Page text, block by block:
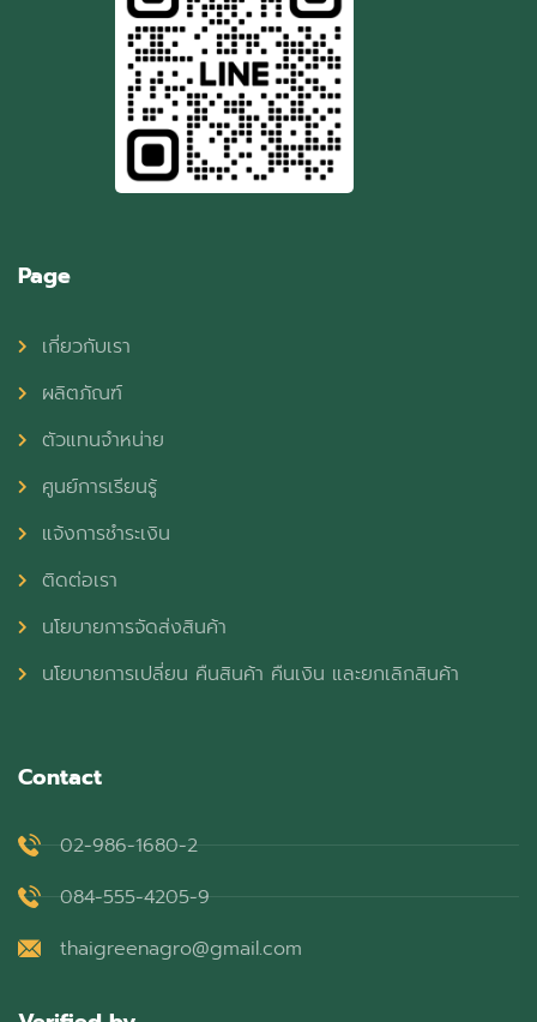
Page
เกี่ยวกับเรา
ผลิตภัณฑ์
ตัวแทนจำหน่าย
ศูนย์การเรียนรู้
แจ้งการชำระเงิน
ติดต่อเรา
นโยบายการจัดส่งสินค้า
นโยบายการเปลี่ยน คืนสินค้า คืนเงิน และยกเลิกสินค้า
Contact
02-986-1680-2
084-555-4205-9
thaigreenagro@gmail.com